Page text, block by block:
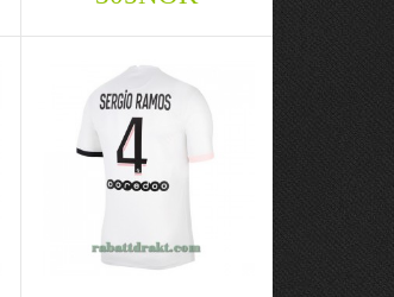
Paris Saint-Germain Sergio
720NOK 305NOK